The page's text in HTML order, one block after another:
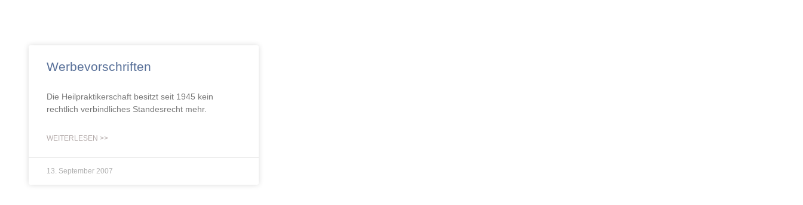
Werbevorschriften
Die Heilpraktikerschaft besitzt seit 1945 kein
rechtlich verbindliches Standesrecht mehr.
WEITERLESEN >>
13. September 2007